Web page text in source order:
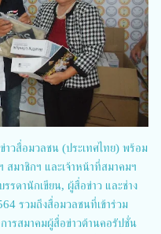
าวสื่อมวลชน (ประเทศไทย) พร้อม
มาชิกฯ และเจ้าหน้าที่สมาคมฯ
รรดานักเขียน, ผู้สื่อข่าว และช่าง
รวมถึงสื่อมวลชนที่เข้าร่วม
ารสมาคมผู้สื่อข่าวต้านคอรัปชั่น